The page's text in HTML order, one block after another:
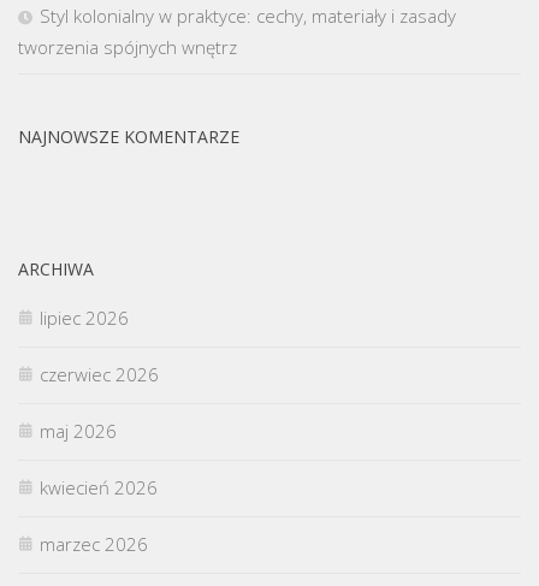
Styl kolonialny w praktyce: cechy, materiały i zasady
tworzenia spójnych wnętrz
NAJNOWSZE KOMENTARZE
ARCHIWA
lipiec 2026
czerwiec 2026
maj 2026
kwiecień 2026
marzec 2026